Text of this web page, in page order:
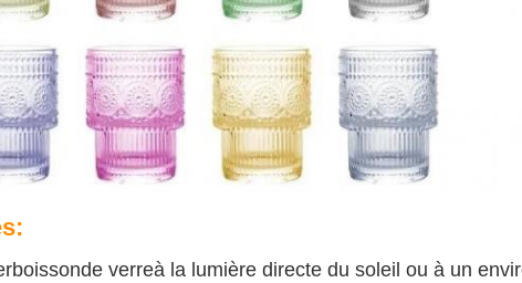
boissonde verreà la lumière directe du soleil ou à un